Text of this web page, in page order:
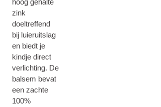
hoog gehalte
zink
doeltreffend
bij luieruitslag
en biedt je
kindje direct
verlichting. De
balsem bevat
een zachte
100%